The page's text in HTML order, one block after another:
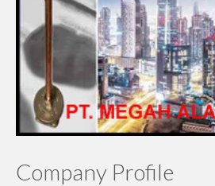
Company Profile